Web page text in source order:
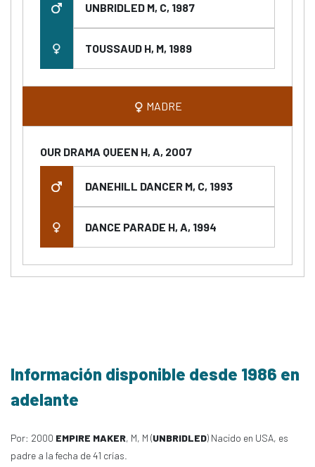
UNBRIDLED M, C, 1987
TOUSSAUD H, M, 1989
MADRE
OUR DRAMA QUEEN H, A, 2007
DANEHILL DANCER M, C, 1993
DANCE PARADE H, A, 1994
Información disponible desde 1986 en
adelante
Por: 2000 EMPIRE MAKER, M, M (UNBRIDLED) Nacido en USA, es
padre a la fecha de 41 crías.